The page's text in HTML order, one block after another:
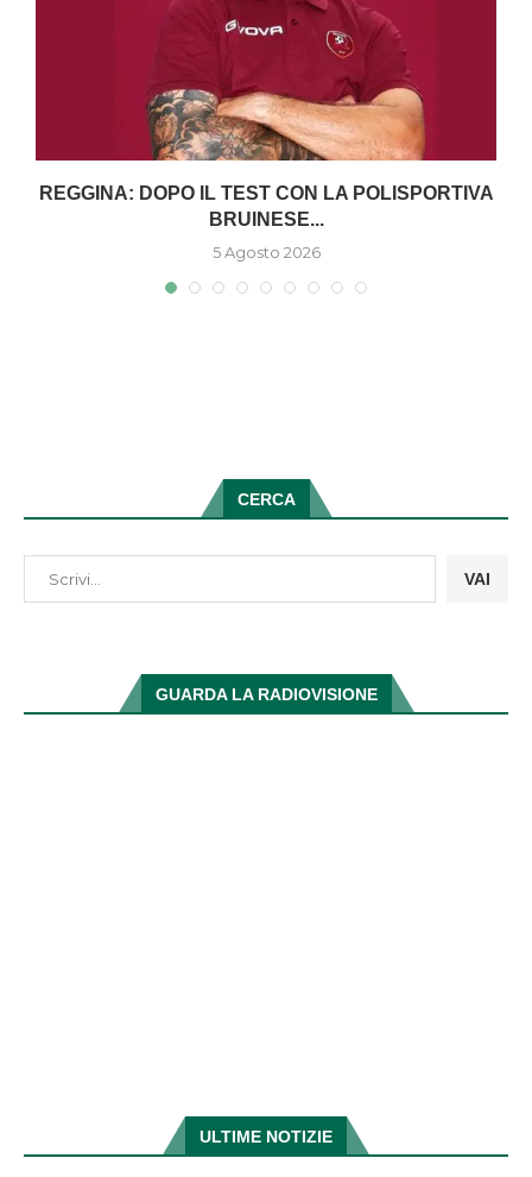
REGGINA: DOPO IL TEST CON LA POLISPORTIVA
BRUINESE...
5 Agosto 2026
CERCA
VAI
GUARDA LA RADIOVISIONE
ULTIME NOTIZIE